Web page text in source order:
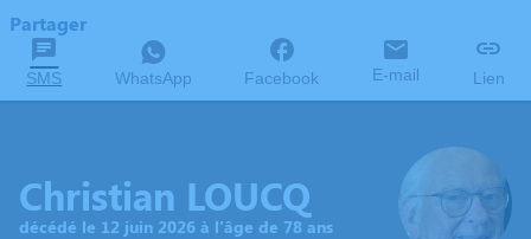
Partager
SMS WhatsApp Facebook E-mail Lien
Christian LOUCQ
décédé le 12 juin 2026 à l'âge de 78 ans